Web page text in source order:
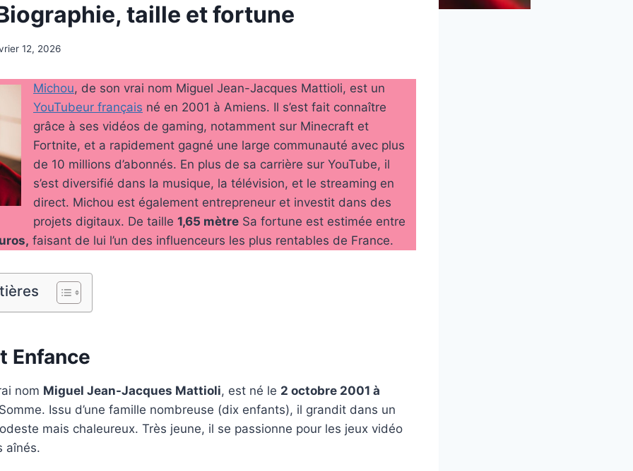
taille et fortune
12, 2026
Michou, de son vrai nom Miguel Jean-Jacques Mattioli, est un
YouTubeur français né en 2001 à Amiens. Il s’est fait connaître
grâce à ses vidéos de gaming, notamment sur Minecraft et
Fortnite, et a rapidement gagné une large communauté avec plus
de 10 millions d’abonnés. En plus de sa carrière sur YouTube, il
s’est diversifié dans la musique, la télévision, et le streaming en
direct. Michou est également entrepreneur et investit dans des
projets digitaux. De taille 1,65 mètre Sa fortune est estimée entre
faisant de lui l’un des influenceurs les plus rentables de France.
Enfance
nom Miguel Jean-Jacques Mattioli, est né le 2 octobre 2001 à
Issu d’une famille nombreuse (dix enfants), il grandit dans un
mais chaleureux. Très jeune, il se passionne pour les jeux vidéo
aînés.